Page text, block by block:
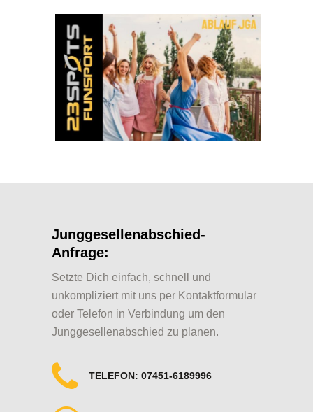
Junggesellenabschied-
Anfrage:
Setzte Dich einfach, schnell und
unkompliziert mit uns per Kontaktformular
oder Telefon in Verbindung um den
Junggesellenabschied zu planen.
TELEFON: 07451-6189996